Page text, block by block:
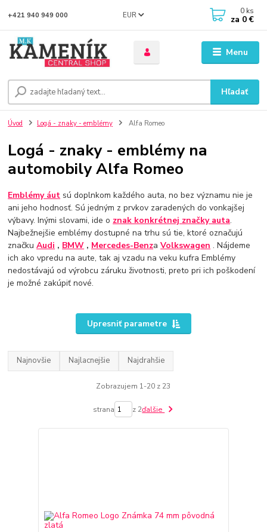
Menu
EUR
Hľadať
+421 940 949 000 0 ks
za 0 €
Úvod Logá - znaky - emblémy Alfa Romeo
Logá - znaky - emblémy na
automobily Alfa Romeo
Emblémy áut sú doplnkom každého auta, no bez významu nie je
ani jeho hodnosť. Sú jedným z prvkov zaradených do vonkajšej
výbavy. Inými slovami, ide o znak konkrétnej značky auta.
Najbežnejšie emblémy dostupné na trhu sú tie, ktoré označujú
značkuAudi , BMW , Mercedes-BenzaVolkswagen . Nájdeme
ich ako vpredu na aute, tak aj vzadu na veku kufra Emblémy
nedostávajú od výrobcu záruku životnosti, preto pri ich poškodení
je možné zakúpiť nové.
Upresniť parametre
Najnovšie Najlacnejšie Najdrahšie
Zobrazujem 1-20 z 23
strana z 2ďalšie